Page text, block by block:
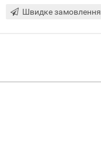
Швидке замовлення